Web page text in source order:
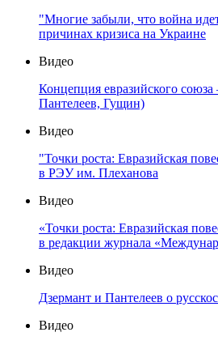
"Многие забыли, что война
причинах кризиса на Украине
Видео
Концепция евразийского союза
Пантелеев, Гущин)
Видео
"Точки роста: Евразийская
в РЭУ им. Плеханова
Видео
«Точки роста: Евразийская
в редакции журнала
Видео
Дзермант и Пантелеев о
Видео